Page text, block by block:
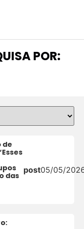
POR:
de
das
post05/05/